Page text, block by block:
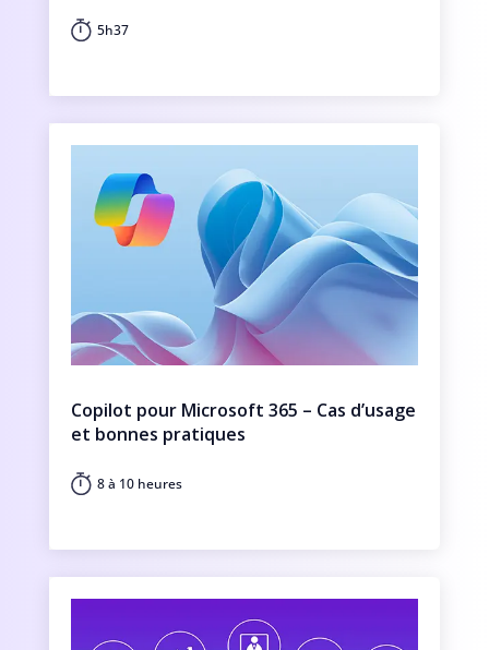
5h37
Copilot pour Microsoft 365 – Cas d’usage
et bonnes pratiques
8 à 10 heures